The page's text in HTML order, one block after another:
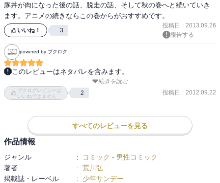
豚丼が肉になった後の話、脱走の話、そして秋の巻へと続いていき
ます。アニメの続きならこの巻からがおすすめです。
いいね！ 3
投稿日 : 2013.09.26
報告する
powered by ブクログ
このレビューはネタバレを含みます。
思っていた内容とちょっと違っていましたが、確かに話題どおりす
ごく面白い！まるっとその通りではないけれど、（鹿は車と衝突あ
んでて思いました（笑）
しかし食べ物がみなうまそうです。「豚丼のベーコン」、私にも売
ってくれと思いました。
面白おかしく読んでいながら「食べるということ」について深く考
えさせられてしまいます。いやぁ、荒川センセはすごい。
続きを読む
ブクログレビューは
いいねできません
2 投稿日 : 2012.09.22
すべてのレビューを見る
作品情報
ジャンル : コミック - 男性コミック
著者
: 荒川弘
掲載誌・レーベル
:
少年サンデー